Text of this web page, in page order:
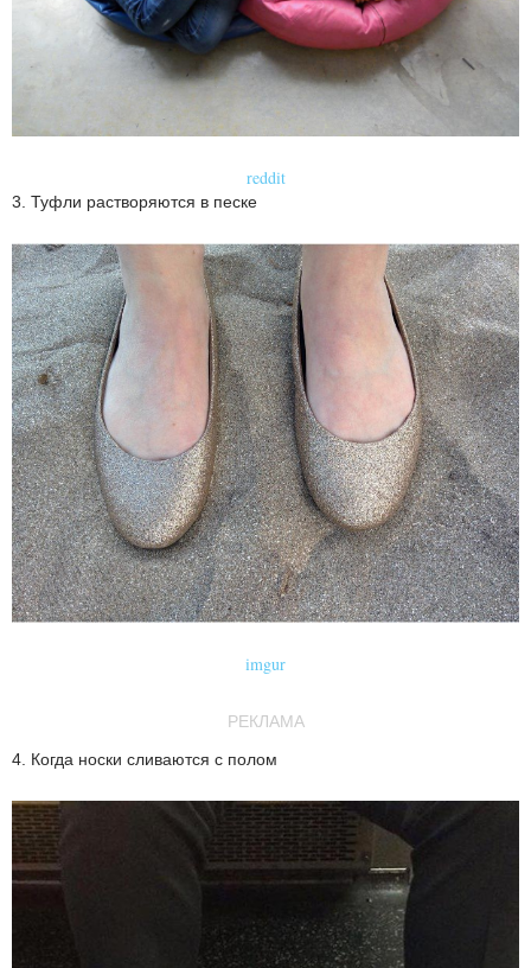
reddit
3. Туфли растворяются в песке
imgur
РЕКЛАМА
4. Когда носки сливаются с полом